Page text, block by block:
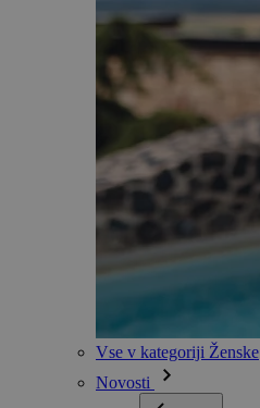
Vse v kategoriji Ženske
Novosti